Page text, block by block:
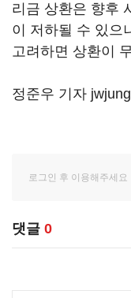
리금 상환은 향후
이 저하될 수 있으
고려하면 상환이
정준우 기자
댓글 0